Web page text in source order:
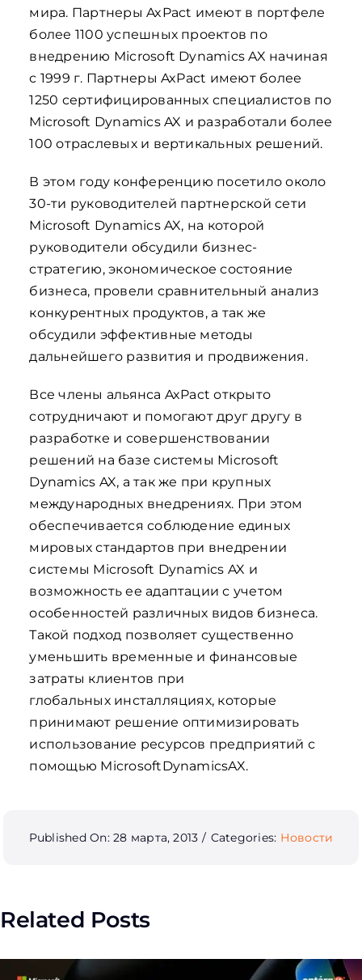
мира. Партнеры AxPact имеют в портфеле
более 1100 успешных проектов по
внедрению Microsoft Dynamics AX начиная
с 1999 г. Партнеры AxPact имеют более
1250 сертифицированных специалистов по
Microsoft Dynamics AX и разработали более
100 отраслевых и вертикальных решений.
В этом году конференцию посетило около
30-ти руководителей партнерской сети
Microsoft Dynamics AX, на которой
руководители обсудили бизнес-
стратегию, экономическое состояние
бизнеса, провели сравнительный анализ
конкурентных продуктов, а так же
обсудили эффективные методы
дальнейшего развития и продвижения.
Все члены альянса AxPact открыто
сотрудничают и помогают друг другу в
разработке и совершенствовании
решений на базе системы Microsoft
Dynamics AX, а так же при крупных
международных внедрениях. При этом
обеспечивается соблюдение единых
мировых стандартов при внедрении
системы Microsoft Dynamics AX и
возможность ее адаптации с учетом
особенностей различных видов бизнеса.
Такой подход позволяет существенно
уменьшить временные и финансовые
затраты клиентов при
глобальных инсталляциях, которые
принимают решение оптимизировать
использование ресурсов предприятий с
помощью MicrosoftDynamicsAX.
Published On: 28 марта, 2013 / Categories: Новости
Related Posts